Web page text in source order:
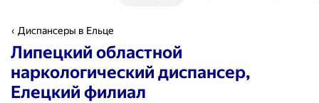
Диспансеры в Ельце
Липецкий областной
наркологический диспансер,
Елецкий филиал